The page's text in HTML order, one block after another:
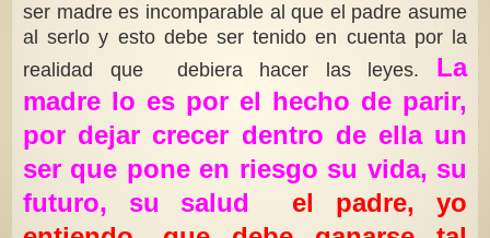
ser madre es incomparable al que el padre asume
al serlo y esto debe ser tenido en cuenta por la
realidad que debiera hacer las leyes. La
madre lo es por el hecho de parir,
por dejar crecer dentro de ella un
ser que pone en riesgo su vida, su
futuro, su salud
el padre, yo